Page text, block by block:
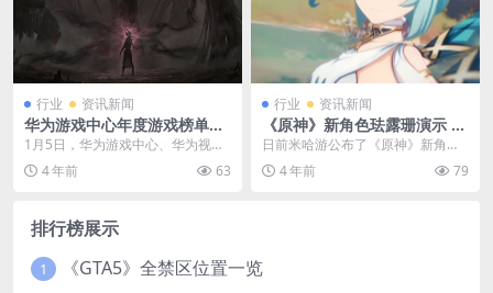
行业 资讯新闻
华为游戏中心年度游戏榜单出
炉，揭晓2022年度新游和年度
编辑推荐游戏
1月5日，华为游戏中心、华为视
频、华为音乐、华为阅读、华为主
题和华为教育中心联合...
4 年前 63
行业 资讯新闻
《原神》新角色珐露珊演示 精
通古文研究的学者
日前米哈游公布了《原神》新角色
珐露珊的角色演示「珐露珊：机巧
深诣」，这是一名精通...
4 年前 79
排行榜展示
1 《GTA5》全禁区位置一览